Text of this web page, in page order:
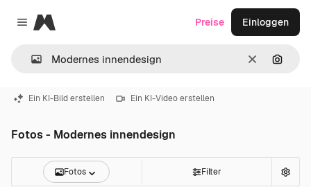
Close menu
Magnific
LöschenNach
Preise Einloggen
Ein KI-Bild erstellen Ein KI-Video erstellen
Fotos - Modernes innendesign
Fotos Filter